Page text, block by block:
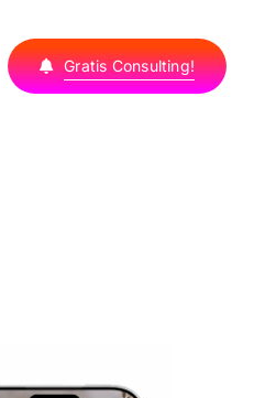
Gratis Consulting!